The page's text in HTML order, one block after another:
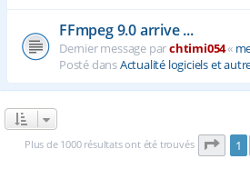
FFmpeg 9.0 arrive ...
Dernier message parchtimi054«
Posté dansActualité logiciels et
Plus de 1000 résultats ont été trouvés Page
1